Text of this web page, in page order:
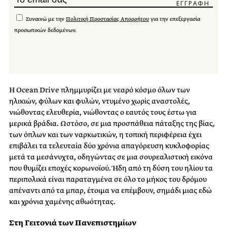
Συναινώ με την Πολιτική Προστασίας Απορρήτου για την επεξεργασία
προσωπικών δεδομένων.
Η Ocean Drive πλημμυρίζει με νεαρό κόσμο όλων των
ηλικιών, φύλων και φυλών, ντυμένο χωρίς αναστολές,
νιώθοντας ελευθερία, νιώθοντας ο εαυτός τους έστω για
μερικά βράδια. Ωστόσο, σε μια προσπάθεια πάταξης της βίας,
των όπλων και των ναρκωτικών, η τοπική περιφέρεια έχει
επιβάλει τα τελευταία δύο χρόνια απαγόρευση κυκλοφορίας
μετά τα μεσάνυχτα, οδηγώντας σε μια σουρεαλιστική εικόνα
που θυμίζει εποχές κορωνοϊού. Ήδη από τη δύση του ηλίου τα
περιπολικά είναι παραταγμένα σε όλο το μήκος του δρόμου
απέναντι από τα μπαρ, έτοιμα να επέμβουν, σημάδι μιας εδώ
και χρόνια χαμένης αθωότητας.
Στη Γειτονιά των Πανεπιστημίων